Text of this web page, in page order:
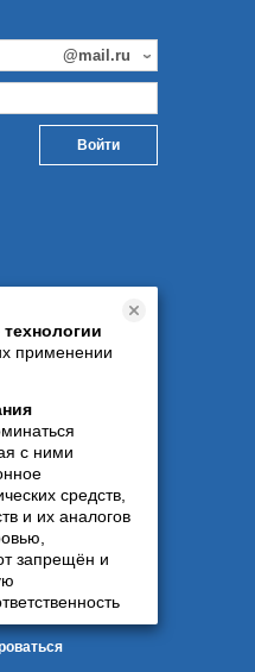
применении
с ними
средств,
и их аналогов
запрещён и